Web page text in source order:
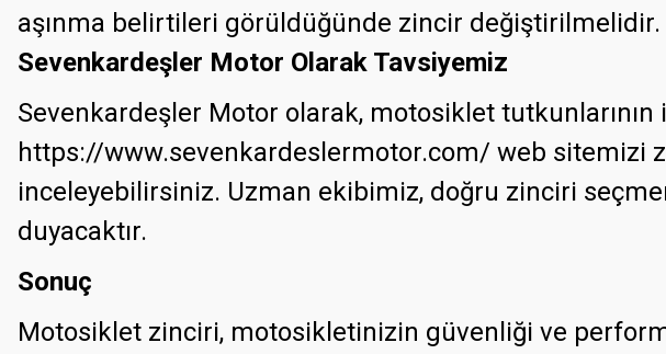
aşınma belirtileri görüldüğünde zincir değiştirilmelidir.
Sevenkardeşler Motor Olarak Tavsiyemiz
Sevenkardeşler Motor olarak, motosiklet
https://www.sevenkardeslermotor.com/ web sitemizi
inceleyebilirsiniz. Uzman ekibimiz, doğru zinciri
duyacaktır.
Sonuç
Motosiklet zinciri, motosikletinizin güvenliği ve